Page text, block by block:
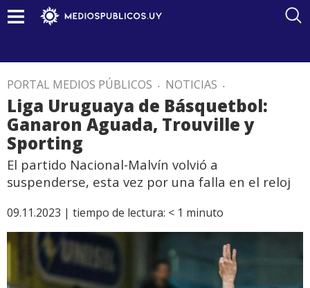
PORTAL MEDIOS PÚBLICOS . NOTICIAS .
Liga Uruguaya de Básquetbol:
Ganaron Aguada, Trouville y
Sporting
El partido Nacional-Malvín volvió a
suspenderse, esta vez por una falla en el reloj
09.11.2023 | tiempo de lectura: < 1 minuto